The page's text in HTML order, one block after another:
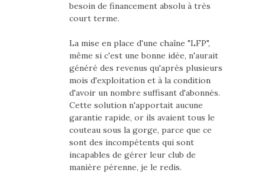
besoin de financement absolu à très
court terme.
La mise en place d'une chaîne "LFP",
même si c'est une bonne idée, n'aurait
généré des revenus qu'après plusieurs
mois d'exploitation et à la condition
d'avoir un nombre suffisant d'abonnés.
Cette solution n'apportait aucune
garantie rapide, or ils avaient tous le
couteau sous la gorge, parce que ce
sont des incompétents qui sont
incapables de gérer leur club de
manière pérenne, je le redis.